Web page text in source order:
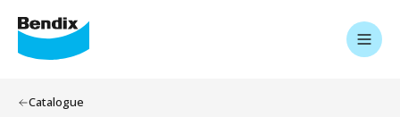
Catalogue